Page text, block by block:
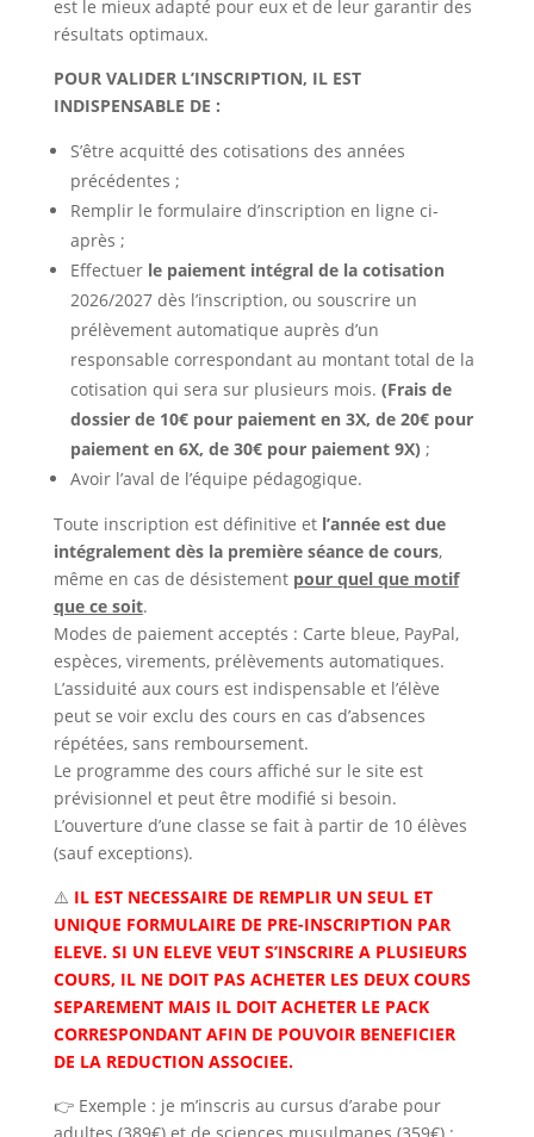
est le mieux adapté pour eux et de leur garantir des
résultats optimaux.
POUR VALIDER L’INSCRIPTION, IL EST
INDISPENSABLE DE :
S’être acquitté des cotisations des années
précédentes ;
Remplir le formulaire d’inscription en ligne ci-
après ;
Effectuer le paiement intégral de la cotisation
2026/2027 dès l’inscription, ou souscrire un
prélèvement automatique auprès d’un
responsable correspondant au montant total de la
cotisation qui sera sur plusieurs mois. (Frais de
dossier de 10€ pour paiement en 3X, de 20€ pour
paiement en 6X, de 30€ pour paiement 9X) ;
Avoir l’aval de l’équipe pédagogique.
Toute inscription est définitive et l’année est due
intégralement dès la première séance de cours,
même en cas de désistement pour quel que motif
que ce soit.
Modes de paiement acceptés : Carte bleue, PayPal,
espèces, virements, prélèvements automatiques.
L’assiduité aux cours est indispensable et l’élève
peut se voir exclu des cours en cas d’absences
répétées, sans remboursement.
Le programme des cours affiché sur le site est
prévisionnel et peut être modifié si besoin.
L’ouverture d’une classe se fait à partir de 10 élèves
(sauf exceptions).
⚠️ IL EST NECESSAIRE DE REMPLIR UN SEUL ET
UNIQUE FORMULAIRE DE PRE-INSCRIPTION PAR
ELEVE. SI UN ELEVE VEUT S’INSCRIRE A PLUSIEURS
COURS, IL NE DOIT PAS ACHETER LES DEUX COURS
SEPAREMENT MAIS IL DOIT ACHETER LE PACK
CORRESPONDANT AFIN DE POUVOIR BENEFICIER
DE LA REDUCTION ASSOCIEE.
👉 Exemple : je m’inscris au cursus d’arabe pour